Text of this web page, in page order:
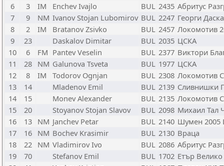
6
3 IM Enchev Ivajlo BUL 2435 Абритус
7
9 NM Ivanov Stojan Lubomirov BUL 2247 Георги
8
2 IM Bratanov Zsivko BUL 2457 Локомотив
9
23 Daskalov Dimitar BUL 2035 ЦСКА
10
6 FM Pantev Veselin BUL 2377 Виктори
11
28 NM Galunova Tsveta BUL 1977 ЦСКА
12
8 IM Todorov Ognjan BUL 2308 Локомотив
13
14 Mladenov Emil BUL 2139 Сливнишки
14
15 Monev Alexander BUL 2135 Локомотив
15
20 Stoyanov Stojan Slavov BUL 2098 Михаил Тал
16
13 NM Janchev Petar BUL 2140 Шумен
17
16 NM Bochev Krasimir BUL 2130 Враца
18
22 NM Vladimirov Ivo BUL 2086 Абритус
19
70 Stefanov Emil BUL 1702 Етър